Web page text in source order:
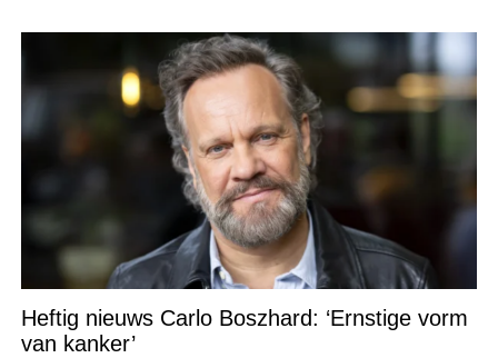
Heftig nieuws Carlo Boszhard: ‘Ernstige vorm
van kanker’